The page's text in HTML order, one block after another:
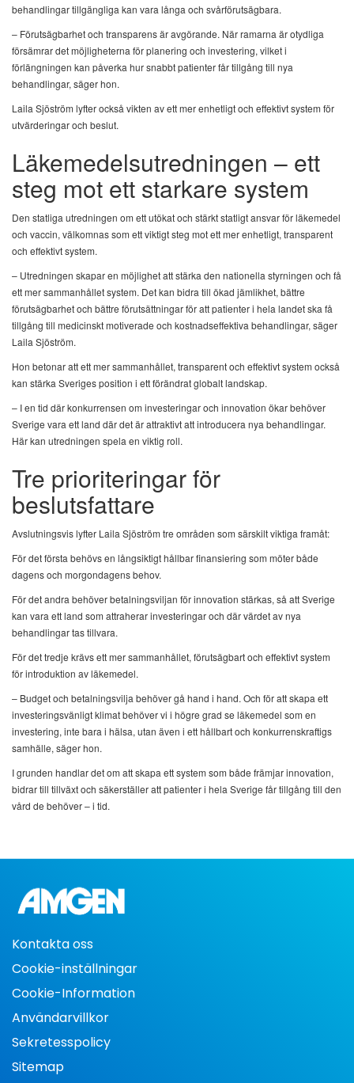
behandlingar tillgängliga kan vara långa och svårförutsägbara.
– Förutsägbarhet och transparens är avgörande. När ramarna är otydliga
försämrar det möjligheterna för planering och investering, vilket i
förlängningen kan påverka hur snabbt patienter får tillgång till nya
behandlingar, säger hon.
Laila Sjöström lyfter också vikten av ett mer enhetligt och effektivt system för
utvärderingar och beslut.
Läkemedelsutredningen – ett
steg mot ett starkare system
Den statliga utredningen om ett utökat och stärkt statligt ansvar för läkemedel
och vaccin, välkomnas som ett viktigt steg mot ett mer enhetligt, transparent
och effektivt system.
– Utredningen skapar en möjlighet att stärka den nationella styrningen och få
ett mer sammanhållet system. Det kan bidra till ökad jämlikhet, bättre
förutsägbarhet och bättre förutsättningar för att patienter i hela landet ska få
tillgång till medicinskt motiverade och kostnadseffektiva behandlingar, säger
Laila Sjöström.
Hon betonar att ett mer sammanhållet, transparent och effektivt system också
kan stärka Sveriges position i ett förändrat globalt landskap.
– I en tid där konkurrensen om investeringar och innovation ökar behöver
Sverige vara ett land där det är attraktivt att introducera nya behandlingar.
Här kan utredningen spela en viktig roll.
Tre prioriteringar för
beslutsfattare
Avslutningsvis lyfter Laila Sjöström tre områden som särskilt viktiga framåt:
För det första behövs en långsiktigt hållbar finansiering som möter både
dagens och morgondagens behov.
För det andra behöver betalningsviljan för innovation stärkas, så att Sverige
kan vara ett land som attraherar investeringar och där värdet av nya
behandlingar tas tillvara.
För det tredje krävs ett mer sammanhållet, förutsägbart och effektivt system
för introduktion av läkemedel.
– Budget och betalningsvilja behöver gå hand i hand. Och för att skapa ett
investeringsvänligt klimat behöver vi i högre grad se läkemedel som en
investering, inte bara i hälsa, utan även i ett hållbart och konkurrenskraftigs
samhälle, säger hon.
I grunden handlar det om att skapa ett system som både främjar innovation,
bidrar till tillväxt och säkerställer att patienter i hela Sverige får tillgång till den
vård de behöver – i tid.
Kontakta oss
Cookie-inställningar
Cookie-Information
Användarvillkor
Sekretesspolicy
Sitemap